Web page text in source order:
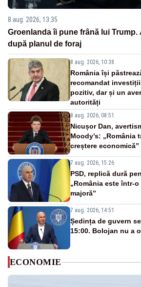
8 aug. 2026, 13:35
Groenlanda îi pune frână lui Trump.
după planul de foraj
8 aug. 2026, 10:38
România își
recomandat
pozitiv, dar și un
autorități
8 aug. 2026, 08:51
Nicușor Dan,
Moody’s: „România
creștere economică”
7 aug. 2026, 15:26
PSD, replică dură
„România este într-
majoră”
7 aug. 2026, 14:51
Ședința de guvern
15:00. Bolojan nu a
ECONOMIE